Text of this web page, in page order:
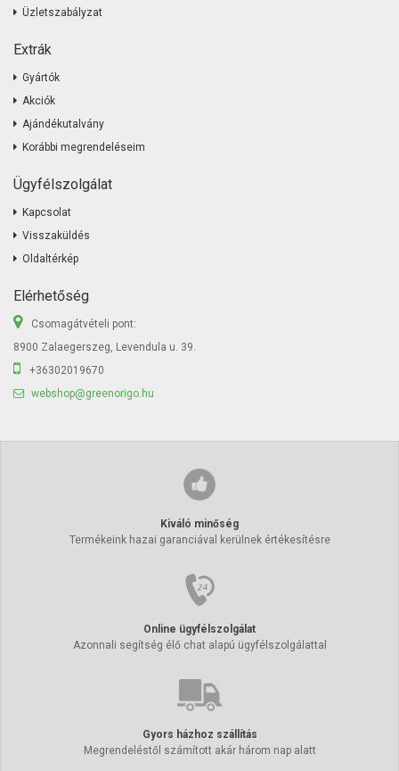
Üzletszabályzat
Extrák
Gyártók
Akciók
Ajándékutalvány
Korábbi megrendeléseim
Ügyfélszolgálat
Kapcsolat
Visszaküldés
Oldaltérkép
Elérhetőség
Csomagátvételi pont:
8900 Zalaegerszeg, Levendula u. 39.
+36302019670
webshop@greenorigo.hu
Kiváló minőség
Termékeink hazai garanciával kerülnek értékesítésre
Online ügyfélszolgálat
Azonnali segítség élő chat alapú ügyfélszolgálattal
Gyors házhoz szállítás
Megrendeléstől számított akár három nap alatt